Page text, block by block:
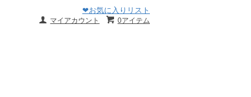
❤お気に入りリスト
0アイテム
マイアカウント